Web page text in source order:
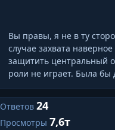
Вы правы, я не в ту
случае захвата
защитить центральный
роли не играет. Была бы
Ответов 24
Просмотры 7,6т